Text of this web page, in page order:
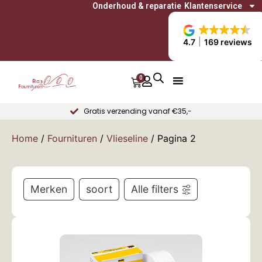
4.7 169 reviews
Onderhoud & reparatie Klantenservice
0
Gratis verzending vanaf €35,-
Home / Fournituren / Vlieseline / Pagina 2
Merken soort Alle filters